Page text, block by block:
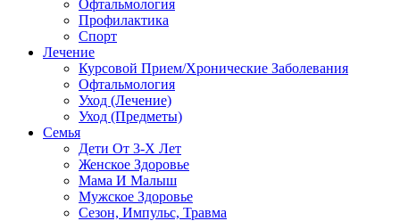
Офтальмология
Профилактика
Спорт
Лечение
Курсовой Прием/Хронические Заболевания
Офтальмология
Уход (Лечение)
Уход (Предметы)
Семья
Дети От 3-Х Лет
Женское Здоровье
Мама И Малыш
Мужское Здоровье
Сезон, Импульс, Травма